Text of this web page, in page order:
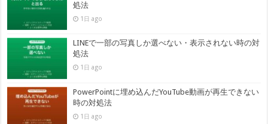
処法
1日 ago
LINEで一部の写真しか選べない・表示されない時の対
処法
1日 ago
PowerPointに埋め込んだYouTube動画が再生できない
時の対処法
1日 ago